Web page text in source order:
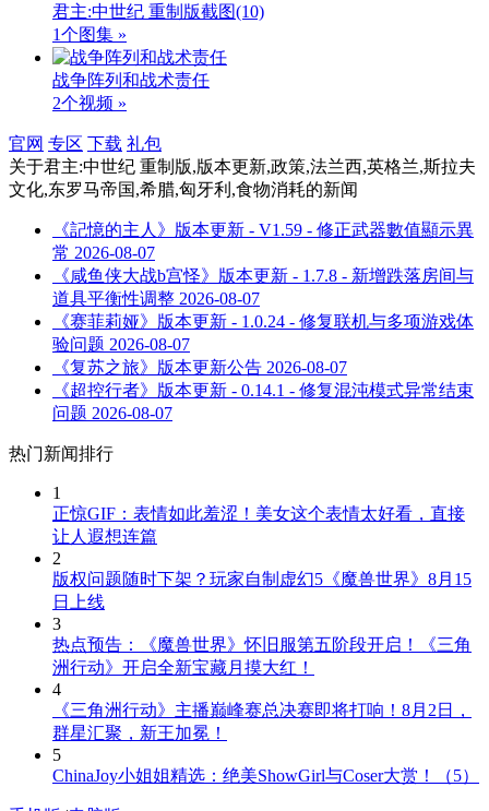
君主:中世纪 重制版截图(10)
1个图集 »
战争阵列和战术责任
2个视频 »
官网 专区 下载 礼包
关于君主:中世纪 重制版,版本更新,政策,法兰西,英格兰,斯拉夫
文化,东罗马帝国,希腊,匈牙利,食物消耗的新闻
《記憶的主人》版本更新 - V1.59 - 修正武器數值顯示異
常 2026-08-07
《咸鱼侠大战b宫怪》版本更新 - 1.7.8 - 新增跌落房间与
道具平衡性调整 2026-08-07
《赛菲莉娅》版本更新 - 1.0.24 - 修复联机与多项游戏体
验问题 2026-08-07
《复苏之旅》版本更新公告 2026-08-07
《超控行者》版本更新 - 0.14.1 - 修复混沌模式异常结束
问题 2026-08-07
热门新闻排行
1
正惊GIF：表情如此羞涩！美女这个表情太好看，直接
让人遐想连篇
2
版权问题随时下架？玩家自制虚幻5《魔兽世界》8月15
日上线
3
热点预告：《魔兽世界》怀旧服第五阶段开启！《三角
洲行动》开启全新宝藏月摸大红！
4
《三角洲行动》主播巅峰赛总决赛即将打响！8月2日，
群星汇聚，新王加冕！
5
ChinaJoy小姐姐精选：绝美ShowGirl与Coser大赏！（5）